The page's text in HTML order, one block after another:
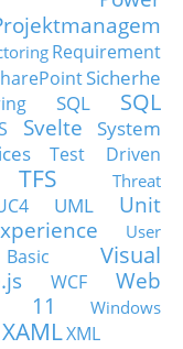
Requirement
Sicherhe
SQL
SQL
Svelte
System
Test Driven
TFS
Threat
UML
Unit
User
Visual
WCF
Web
11
Windows
XAMLXML